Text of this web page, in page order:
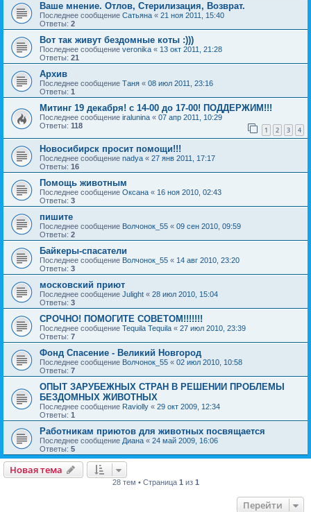
Ваше мнение. Отлов, Стерилизация, Возврат.
Последнее сообщение Сатьяна « 21 ноя 2011, 15:40
Ответы: 2
Вот так живут бездомные коты :)))
Последнее сообщение veronika « 13 окт 2011, 21:28
Ответы: 21
Архив
Последнее сообщение Таня « 08 июл 2011, 23:16
Ответы: 1
Митинг 19 декабря! с 14-00 до 17-00! ПОДДЕРЖИМ!!!
Последнее сообщение iralunina « 07 апр 2011, 10:29
Ответы: 118 1 2 3 4
Новосибирск просит помощи!!!
Последнее сообщение nadya « 27 янв 2011, 17:17
Ответы: 16
Помощь животным
Последнее сообщение Оксана « 16 ноя 2010, 02:43
Ответы: 3
пишите
Последнее сообщение Волчонок_55 « 09 сен 2010, 09:59
Ответы: 2
Байкеры-спасатели
Последнее сообщение Волчонок_55 « 14 авг 2010, 23:20
Ответы: 3
московский приют
Последнее сообщение Julight « 28 июл 2010, 15:04
Ответы: 3
СРОЧНО! ПОМОГИТЕ СОВЕТОМ!!!!!!!
Последнее сообщение Tequila Tequila « 27 июл 2010, 23:39
Ответы: 7
Фонд Спасение - Великий Новгород
Последнее сообщение Волчонок_55 « 02 июл 2010, 10:58
Ответы: 7
ОПЫТ ЗАРУБЕЖНЫХ СТРАН В РЕШЕНИИ ПРОБЛЕМЫ
БЕЗДОМНЫХ ЖИВОТНЫХ
Последнее сообщение Raviolly « 29 окт 2009, 12:34
Ответы: 1
Работникам приютов для животных посвящается
Последнее сообщение Диана « 24 май 2009, 16:06
Ответы: 5
Новая тема
28 тем • Страница 1 из 1
Перейти